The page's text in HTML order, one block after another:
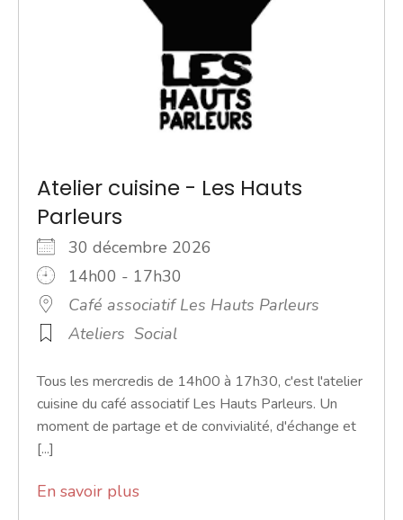
Atelier cuisine - Les Hauts
Parleurs
30 décembre 2026
14h00 - 17h30
Café associatif Les Hauts Parleurs
Ateliers Social
Tous les mercredis de 14h00 à 17h30, c'est l'atelier
cuisine du café associatif Les Hauts Parleurs. Un
moment de partage et de convivialité, d'échange et
[...]
En savoir plus